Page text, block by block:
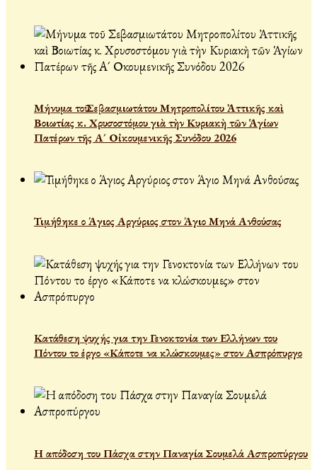
Μήνυμα τοῦ Σεβασμιωτάτου Μητροπολίτου Ἀττικῆς καὶ
Βοιωτίας κ. Χρυσοστόμου γιὰ τὴν Κυριακὴ τῶν Ἁγίων
Πατέρων τῆς Α´ Οἰκουμενικῆς Συνόδου 2026
Τιμήθηκε ο Άγιος Αργύριος στον Άγιο Μηνά Ανθούσας
Κατάθεση ψυχής για την Γενοκτονία των Ελλήνων του
Πόντου το έργο «Κάποτε να κλώσκουμες» στον Ασπρόπυργο
Η απόδοση του Πάσχα στην Παναγία Σουμελά Ασπροπύργου